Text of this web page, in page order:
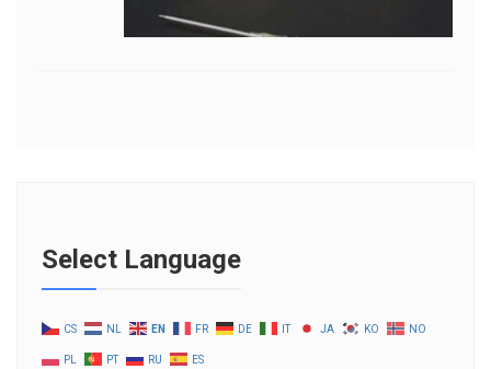
Select Language
CS NL EN FR DE IT JA KO NO
PL PT RU ES